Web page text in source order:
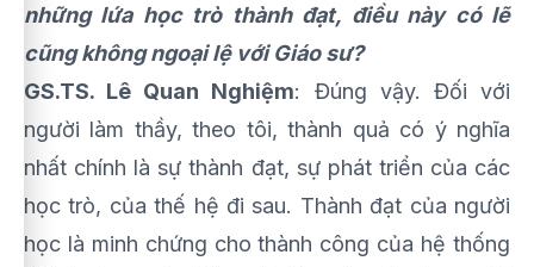
những lứa học trò thành đạt, điều này có lẽ
cũng không ngoại lệ với Giáo sư?
GS.TS. Lê Quan Nghiệm: Đúng vậy. Đối với
người làm thầy, theo tôi, thành quả có ý nghĩa
nhất chính là sự thành đạt, sự phát triển của các
học trò, của thế hệ đi sau. Thành đạt của người
học là minh chứng cho thành công của hệ thống